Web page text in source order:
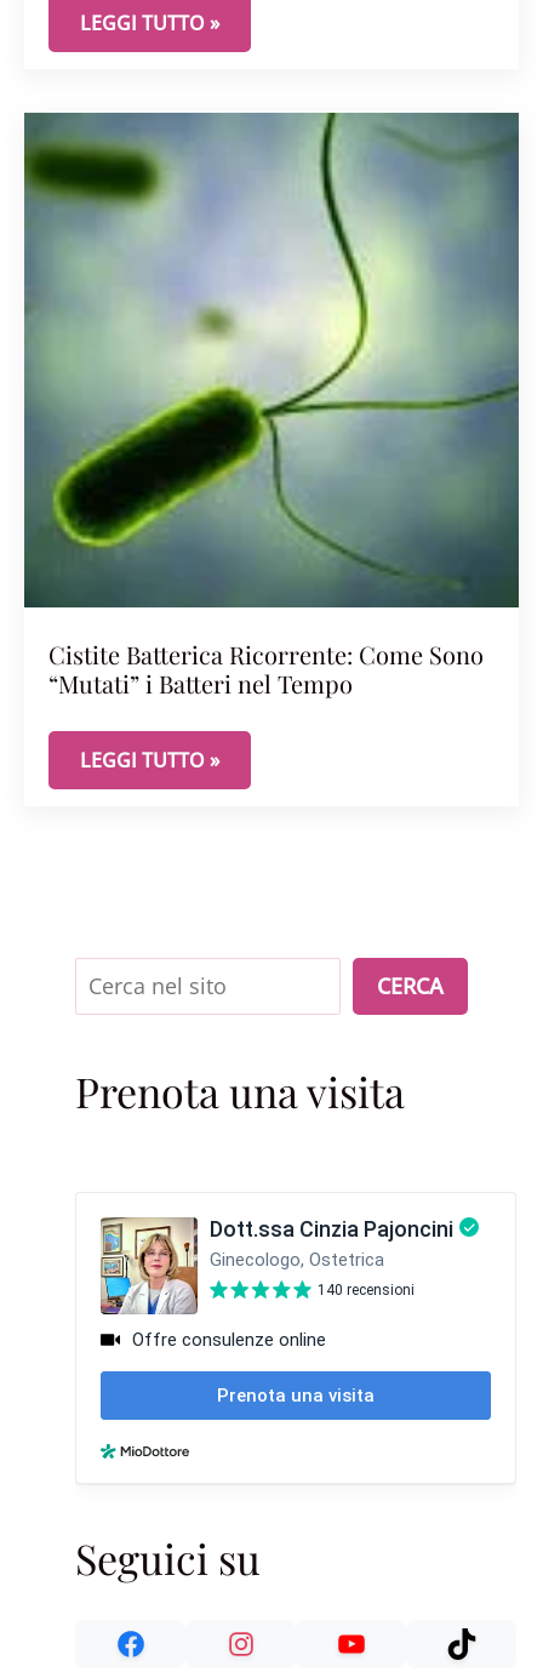
LA CISTITE RICORRENTE PUÒ APRIRE LA PORTA
LEGGI TUTTO »
Cistite Batterica Ricorrente: Come Sono
“Mutati” i Batteri nel Tempo
CISTITE BATTERICA RICORRENTE: COME SONO
LEGGI TUTTO »
Cerca CERCA
Prenota una visita
Seguici su